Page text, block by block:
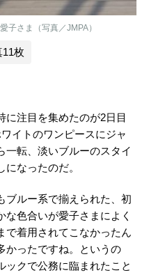
子さま（写真／JMPA）
11枚
に注目を集めたのが2日目
イトのワンピースにジャ
一転、淡いブルーのスタイ
なったのだ。
ブルー系で揃えられた、初
色合いが愛子さまによく
で着用されてこなかったん
かったですね。というの
ックで公務に臨まれたこと